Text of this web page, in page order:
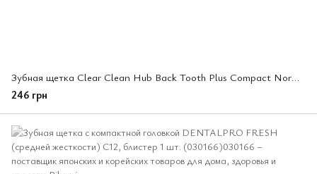
Зубная щетка Clear Clean Hub Back Tooth Plus Compact Normal (1 шт.) (359841)
246 грн